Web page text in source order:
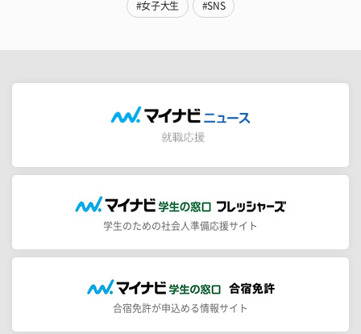
#女子大生 #SNS
学生のための社会人準備応援サイト
合宿免許が申込める情報サイト